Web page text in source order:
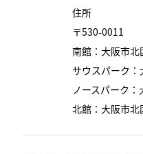
住所
〒530-0011
南館：大阪市
サウスパーク
ノースパーク
北館：大阪市